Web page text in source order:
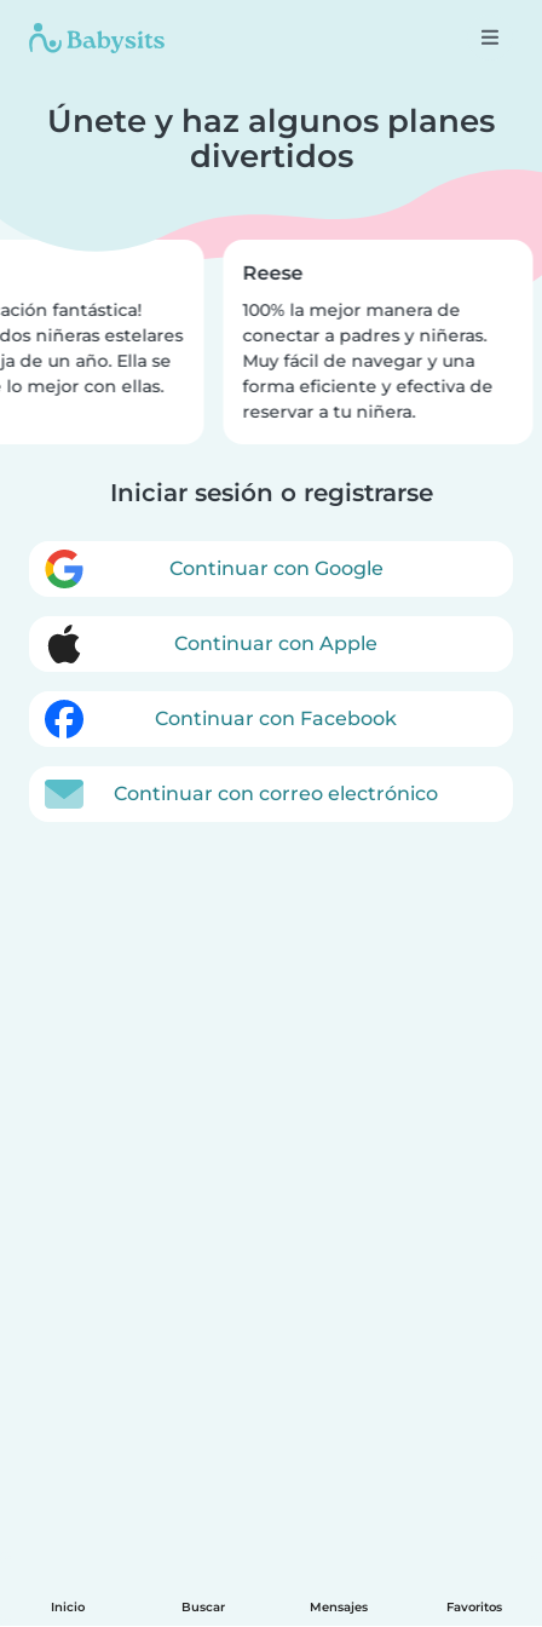
Inicio Buscar Mensajes Favoritos
Únete y haz algunos planes
divertidos
fantástica!
niñeras estelares
de un año. Ella se
mejor con ellas.
Reese
100% la mejor manera de
conectar a padres y niñeras.
Muy fácil de navegar y una
forma eficiente y efectiva de
reservar a tu niñera.
Iniciar sesión o registrarse
Continuar con Google
Continuar con Apple
Continuar con Facebook
Continuar con correo electrónico